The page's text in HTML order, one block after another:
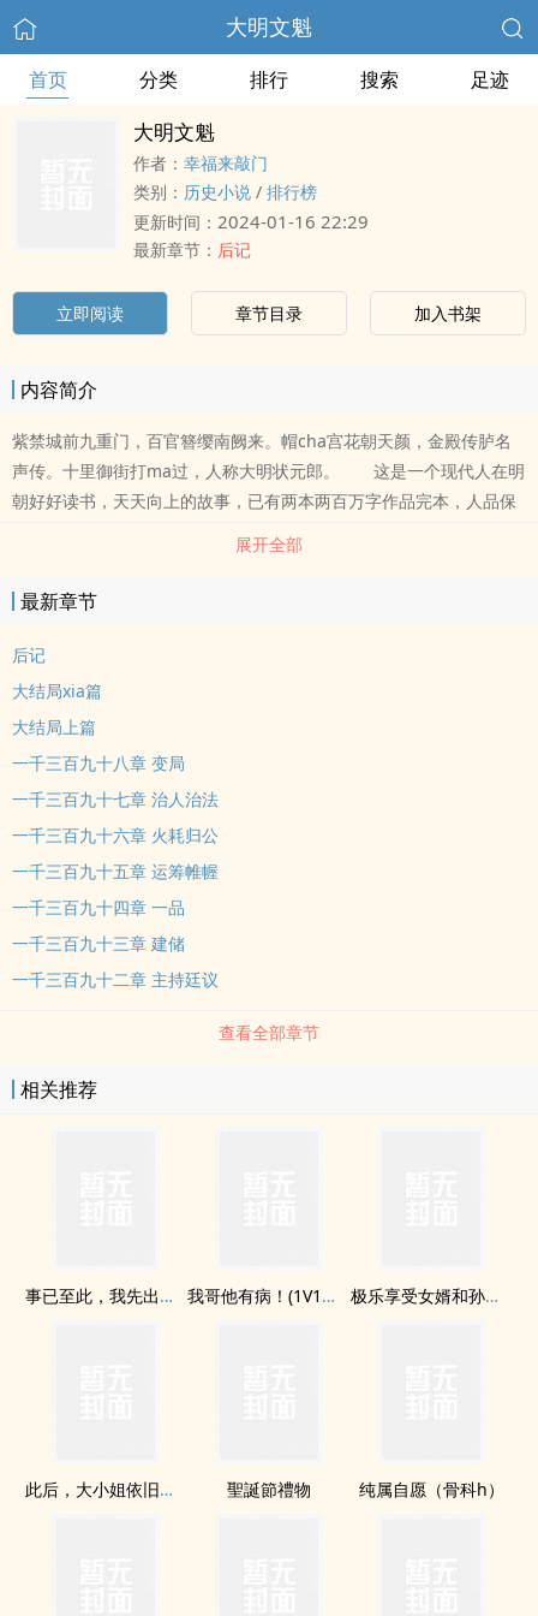
大明文魁
首页 分类 排行 搜索 足迹
大明文魁
作者： 幸福来敲门
类别： 历史小说 / 排行榜
更新时间： 2024-01-16 22:29
最新章节： 后记
立即阅读 章节目录 加入书架
内容简介
紫禁城前九重门，百官簪缨南阙来。帽cha宫花朝天颜，金殿传胪名
声传。十里御街打ma过，人称大明状元郎。 这是一个现代人在明
朝好好读书，天天向上的故事，已有两本两百万字作品完本，人品保
证！ 书友群：164.548.046大家来聊聊天，提提意见。
展开全部
最新章节
后记
大结局xia篇
大结局上篇
一千三百九十八章 变局
一千三百九十七章 治人治法
一千三百九十六章 火耗归公
一千三百九十五章 运筹帷幄
一千三百九十四章 一品
一千三百九十三章 建储
一千三百九十二章 主持廷议
查看全部章节
相关推荐
事已至此，我先出个轨（女出轨 我哥他有病！(1V1，H，剧情) 极乐享受女婿和孙子的nainai
此后，大小姐依旧骄纵 聖誕節禮物 纯属自愿（骨科h）